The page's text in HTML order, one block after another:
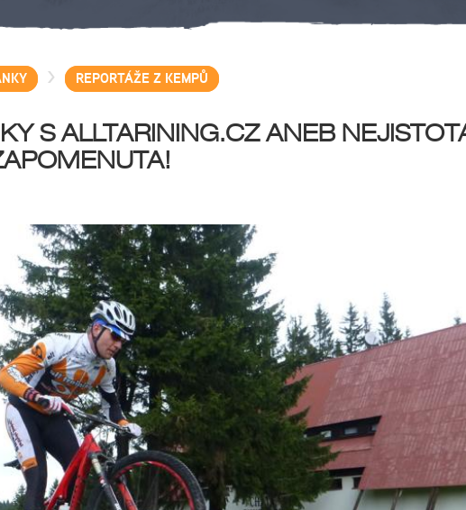
> REPORTÁŽE Z KEMPŮ
S ALLTARINING.CZ ANEB